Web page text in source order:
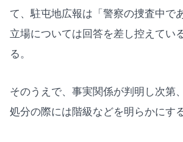
て、駐屯地広報は「警察の捜査中で
立場については回答を差し控えてい
る。
そのうえで、事実関係が判明し次第
処分の際には階級などを明らかにす